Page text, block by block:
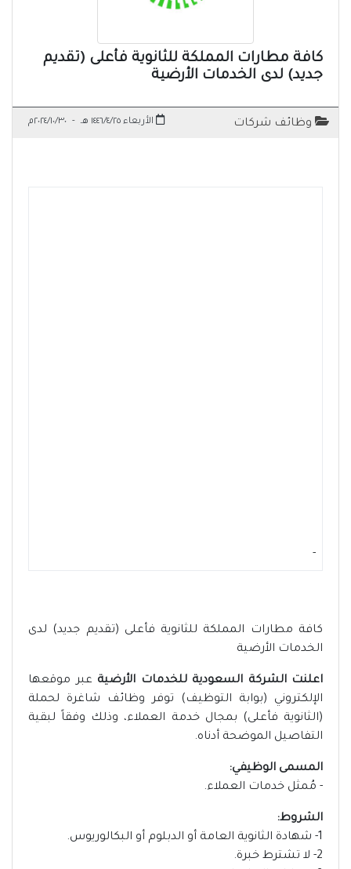
كافة مطارات المملكة للثانوية فأعلى (تقديم
جديد) لدى الخدمات الأرضية
وظائف شركات الأربعاء ١٤٤٦/٤/٢٥ هـ - ٢٠٢٤/١٠/٣٠م
-
كافة مطارات المملكة للثانوية فأعلى (تقديم جديد) لدى
الخدمات الأرضية
اعلنت الشركة السعودية للخدمات الأرضية عبر موقعها
الإلكتروني (بوابة التوظيف) توفر وظائف شاغرة لحملة
(الثانوية فأعلى) بمجال خدمة العملاء، وذلك وفقاً لبقية
التفاصيل الموضحة أدناه.
المسمى الوظيفي:
- مُمثل خدمات العملاء.
الشروط:
1- شهادة الثانوية العامة أو الدبلوم أو البكالوريوس.
2- لا تشترط خبرة.